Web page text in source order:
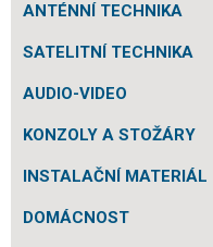
ANTÉNNÍ TECHNIKA
SATELITNÍ TECHNIKA
AUDIO-VIDEO
KONZOLY A STOŽÁRY
INSTALAČNÍ MATERIÁL
DOMÁCNOST